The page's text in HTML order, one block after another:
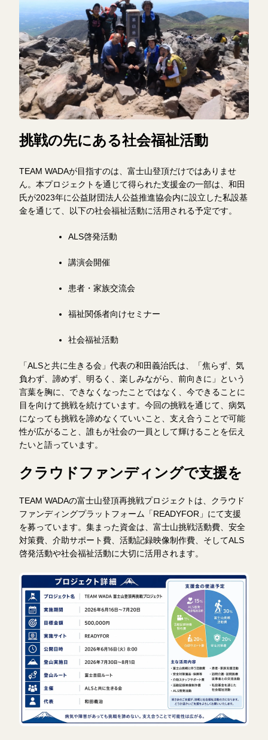
挑戦の先にある社会福祉活動
TEAM WADAが目指すのは、富士山登頂だけではありませ
ん。本プロジェクトを通じて得られた支援金の一部は、和田
氏が2023年に公益財団法人公益推進協会内に設立した私設基
金を通じて、以下の社会福祉活動に活用される予定です。
ALS啓発活動
講演会開催
患者・家族交流会
福祉関係者向けセミナー
社会福祉活動
「ALSと共に生きる会」代表の和田義治氏は、「焦らず、気
負わず、諦めず、明るく、楽しみながら、前向きに」という
言葉を胸に、できなくなったことではなく、今できることに
目を向けて挑戦を続けています。今回の挑戦を通じて、病気
になっても挑戦を諦めなくていいこと、支え合うことで可能
性が広がること、誰もが社会の一員として輝けることを伝え
たいと語っています。
クラウドファンディングで支援を
TEAM WADAの富士山登頂再挑戦プロジェクトは、クラウド
ファンディングプラットフォーム「READYFOR」にて支援
を募っています。集まった資金は、富士山挑戦活動費、安全
対策費、介助サポート費、活動記録映像制作費、そしてALS
啓発活動や社会福祉活動に大切に活用されます。